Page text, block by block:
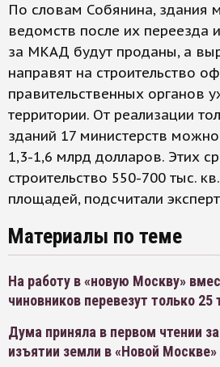
По словам Собянина, здания
ведомств после их переезда
за МКАД будут проданы, а
направят на строительство
правительственных органов
территории. От реализации
зданий 17 министерств
1,3-1,6 млрд долларов. Этих
строительство 550-700 тыс.
площадей, подсчитали
Материалы по теме
На работу в «новую Москву»
чиновников перевезут только 25
Дума приняла в первом чтении
изъятии земли в «Новой Москве»